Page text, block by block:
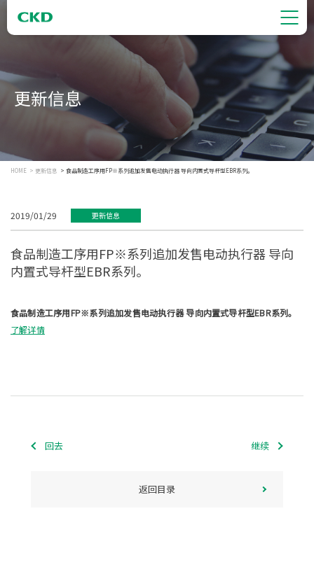
更新信息
HOME 更新信息 食品制造工序用FP※系列追加发售电动执行器 导向内置式导杆型EBR系列。
2019/01/29 更新信息
食品制造工序用FP※系列追加发售电动执行器 导向
内置式导杆型EBR系列。
食品制造工序用FP※系列追加发售电动执行器 导向内置式导杆型EBR系列。
了解详情
回去 继续
返回目录